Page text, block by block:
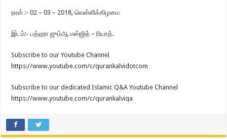
நாள் :- 02 – 03 – 2018, வெள்ளிக்கிழமை
இடம்:- பத்ஹா ஜும்ஆ மஸ்ஜித் – ரியாத்.
Subscribe to our Youtube Channel
https://www.youtube.com/c/qurankalvidotcom
Subscribe to our dedicated Islamic Q&A Youtube Channel
https://www.youtube.com/c/qurankalviqa